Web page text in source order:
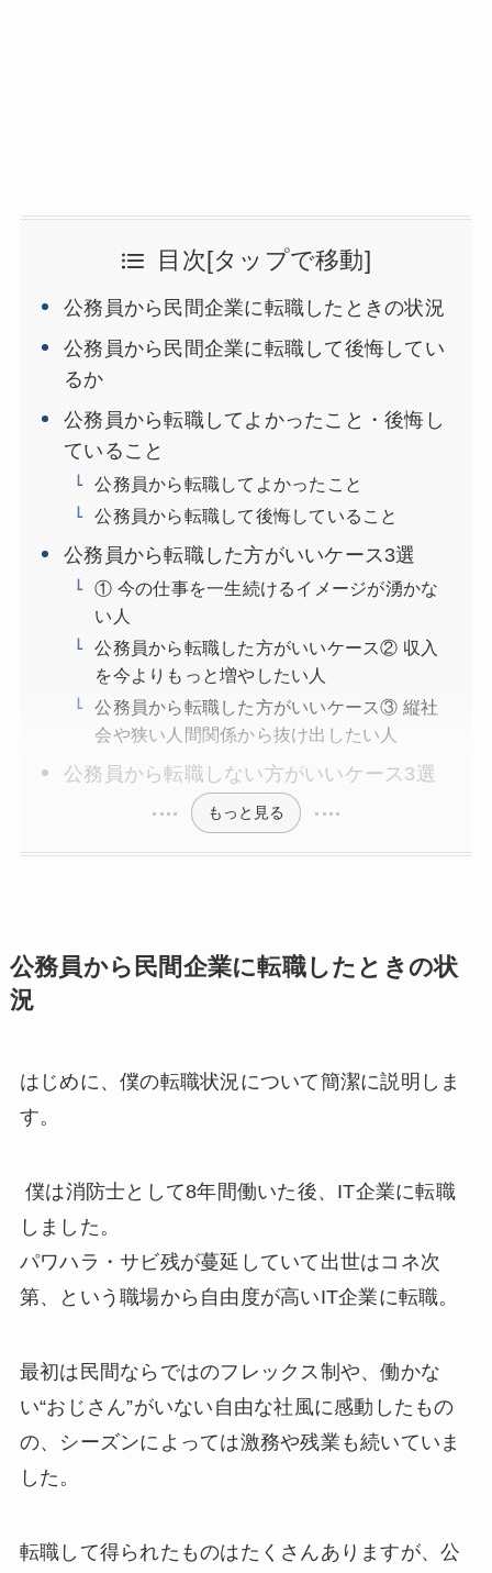
目次[タップで移動]
公務員から民間企業に転職したときの状況
公務員から民間企業に転職して後悔してい
るか
公務員から転職してよかったこと・後悔し
ていること
公務員から転職してよかったこと
公務員から転職して後悔していること
公務員から転職した方がいいケース3選
① 今の仕事を一生続けるイメージが湧かな
い人
公務員から転職した方がいいケース② 収入
を今よりもっと増やしたい人
公務員から転職した方がいいケース③ 縦社
会や狭い人間関係から抜け出したい人
公務員から転職しない方がいいケース3選
もっと見る
公務員から民間企業に転職したときの状
況
はじめに、僕の転職状況について簡潔に説明しま
す。
僕は消防士として8年間働いた後、IT企業に転職
しました。
パワハラ・サビ残が蔓延していて出世はコネ次
第、という職場から自由度が高いIT企業に転職。
最初は民間ならではのフレックス制や、働かな
い“おじさん”がいない自由な社風に感動したもの
の、シーズンによっては激務や残業も続いていま
した。
転職して得られたものはたくさんありますが、公